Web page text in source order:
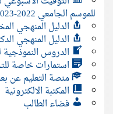
للموسم الجامعي 2022-2023
الدليل المنهجي
الدليل المنهجي
الدروس النموذجية
استمارات خاصة
منصة التعليم عن
المكتبة الالكترونية
فضاء الطالب